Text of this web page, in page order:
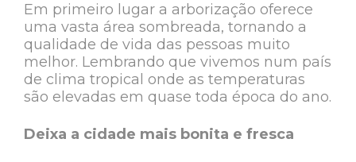
Em primeiro lugar a arborização oferece
uma vasta área sombreada, tornando a
qualidade de vida das pessoas muito
melhor. Lembrando que vivemos num país
de clima tropical onde as temperaturas
são elevadas em quase toda época do ano.
Deixa a cidade mais bonita e fresca